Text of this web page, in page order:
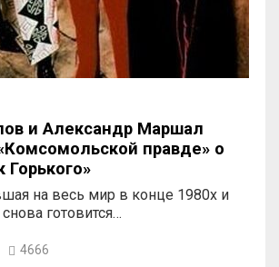
и Александр Маршал
правде» о
Горького»
на весь мир в конце 1980х и
готовится…
4666